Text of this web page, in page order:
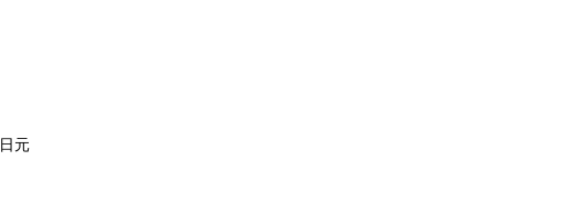
元